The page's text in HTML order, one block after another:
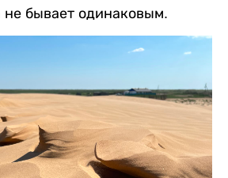
не бывает одинаковым.